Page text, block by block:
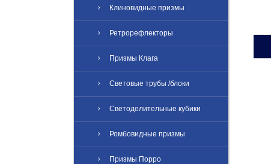
Клиновидные призмы
Ретрорефлекторы
Призмы Клага
Световые трубы /блоки
Светоделительные кубики
Ромбовидные призмы
Призмы Порро